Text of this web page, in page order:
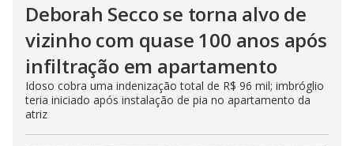
Deborah Secco se torna alvo de
vizinho com quase 100 anos após
infiltração em apartamento
Idoso cobra uma indenização total de R$ 96 mil; imbróglio
teria iniciado após instalação de pia no apartamento da
atriz